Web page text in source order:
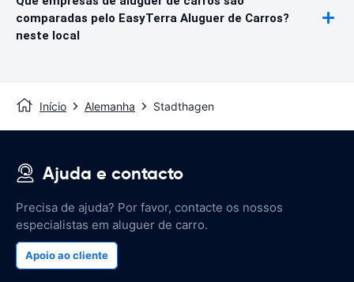
comparadas pelo EasyTerra Aluguer de Carros?
neste local
Início Alemanha Stadthagen
Ajuda e contacto
Precisa de ajuda? Por favor, contacte os nossos
especialistas em aluguer de carro.
Apoio ao cliente